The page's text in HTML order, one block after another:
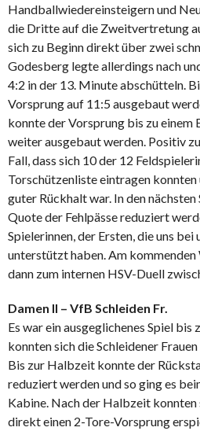
Handballwiedereinsteigern und
die Dritte auf die Zweitvertretung
sich zu Beginn direkt über zwei
Godesberg legte allerdings nach
4:2 in der 13. Minute abschütteln.
Vorsprung auf 11:5 ausgebaut
konnte der Vorsprung bis zu einem
weiter ausgebaut werden. Positiv
Fall, dass sich 10 der 12
Torschützenliste eintragen konnten
guter Rückhalt war. In den
Quote der Fehlpässe reduziert
Spielerinnen, der Ersten, die uns bei
unterstützt haben. Am kommenden
dann zum internen HSV-Duell
Damen II – VfB Schleiden Fr.
Es war ein ausgeglichenes Spiel bis
konnten sich die Schleidener
Bis zur Halbzeit konnte der
reduziert werden und so ging es
Kabine. Nach der Halbzeit konnten
direkt einen 2-Tore-Vorsprung